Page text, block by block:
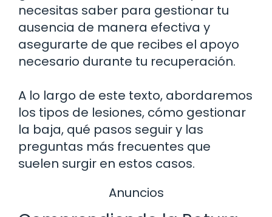
necesitas saber para gestionar tu
ausencia de manera efectiva y
asegurarte de que recibes el apoyo
necesario durante tu recuperación.
A lo largo de este texto, abordaremos
los tipos de lesiones, cómo gestionar
la baja, qué pasos seguir y las
preguntas más frecuentes que
suelen surgir en estos casos.
Anuncios